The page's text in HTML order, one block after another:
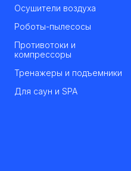
Осушители воздуха
Роботы-пылесосы
Противотоки и
компрессоры
Тренажеры и подъемники
Для саун и SPA